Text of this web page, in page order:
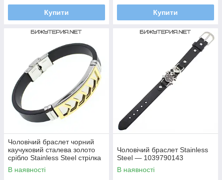
Купити Купити
Чоловічий браслет чорний
каучуковий сталева золото
срібло Stainless Steel стрілка
довжина 22 см ширина 12 мм
В наявності
Чоловічий браслет Stainless
Steel — 1039790143
В наявності